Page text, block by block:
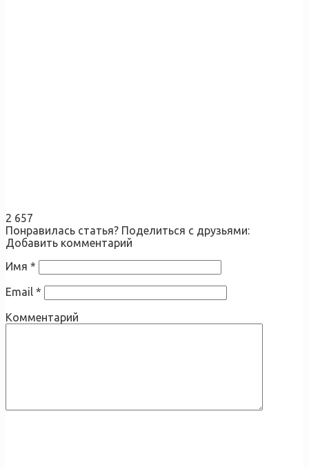
2 657
Понравилась статья? Поделиться с друзьями:
Добавить комментарий
Имя *
Email *
Комментарий